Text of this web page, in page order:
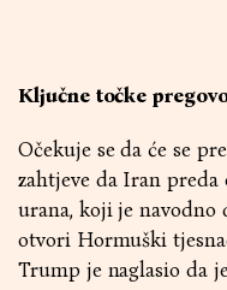
Ključne točke
Očekuje se da će se
zahtjeve da Iran preda
urana, koji je navodno
otvori Hormuški
Trump je naglasio da